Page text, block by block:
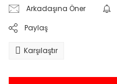
Arkadaşına Öner
Paylaş
Karşılaştır